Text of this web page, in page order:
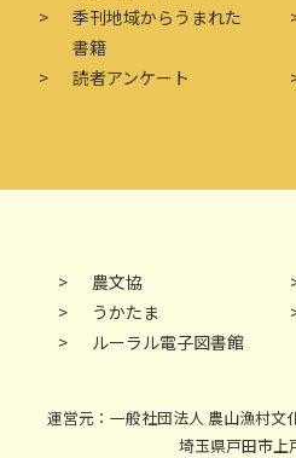
季刊地域からうまれた
書籍
読者アンケート
農文協
うかたま
ルーラル電子図書館
運営元：一般社団法人 農山漁村文
埼玉県戸田市上